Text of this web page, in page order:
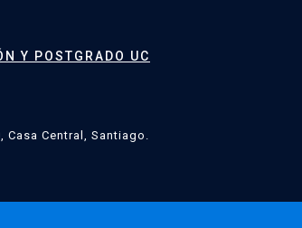
Y POSTGRADO UC
Casa Central, Santiago.